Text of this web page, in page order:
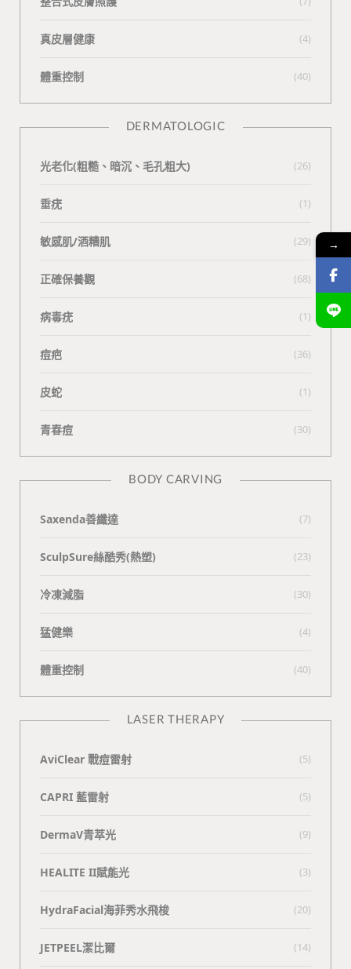
真皮層健康 (4)
體重控制 (40)
DERMATOLOGIC
光老化(粗糙、暗沉、毛孔粗大) (26)
垂疣 (1)
敏感肌/酒糟肌 (29)
正確保養觀 (68)
病毒疣 (1)
痘疤 (36)
皮蛇 (1)
青春痘 (30)
BODY CARVING
Saxenda善纖達 (7)
SculpSure絲酷秀(熱塑) (23)
冷凍減脂 (30)
猛健樂 (4)
體重控制 (40)
LASER THERAPY
AviClear 戰痘雷射 (5)
CAPRI 藍雷射 (5)
DermaV青萃光 (9)
HEALITE II賦能光 (3)
HydraFacial海菲秀水飛梭 (20)
JETPEEL潔比爾 (14)
→